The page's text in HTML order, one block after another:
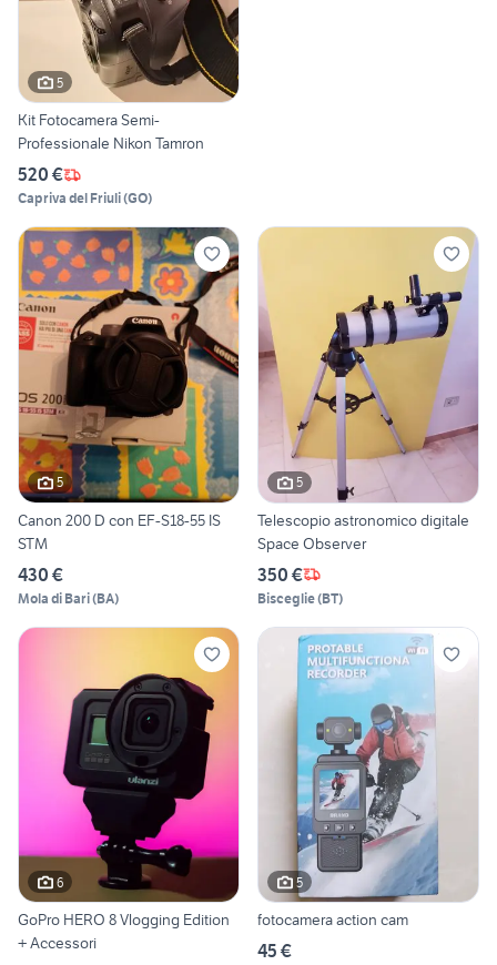
5
Kit Fotocamera Semi-
Professionale Nikon Tamron
520 €
Capriva del Friuli(GO)
5
Canon 200 D con EF-S18-55 IS
STM
430 €
Mola di Bari(BA)
5
Telescopio astronomico digitale
Space Observer
350 €
Bisceglie(BT)
6
GoPro HERO 8 Vlogging Edition
+ Accessori
5
fotocamera action cam
45 €